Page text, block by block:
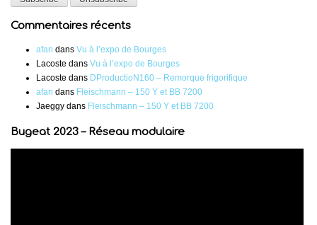
Commentaires récents
afan dans Vu à l’expo de Bourges
Lacoste dans Vu à l’expo de Bourges
Lacoste dans DProductioN160 – Remorque frigorifique
afan dans Fleischmann – 150 Y et BB 7200
Jaeggy dans Fleischmann – 150 Y et BB 7200
Bugeat 2023 – Réseau modulaire